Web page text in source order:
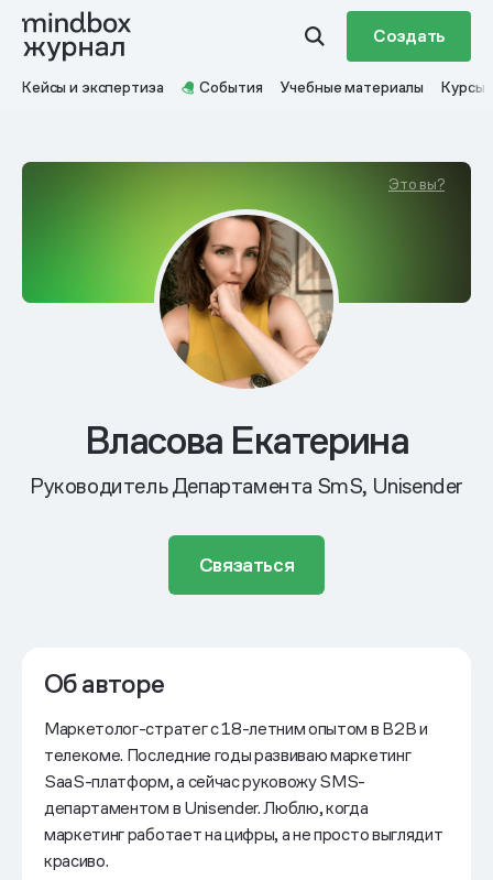
Создать
Кейсы и экспертиза События Учебные материалы Курсы
Это вы?
Власова Екатерина
Руководитель Департамента SmS, Unisender
Связаться
Об авторе
Маркетолог-стратег с 18-летним опытом в B2B и
телекоме. Последние годы развиваю маркетинг
SaaS-платформ, а сейчас руковожу SMS-
департаментом в Unisender. Люблю, когда
маркетинг работает на цифры, а не просто выглядит
красиво.